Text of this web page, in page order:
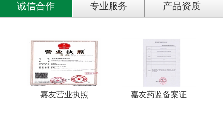
诚信合作 专业服务 产品资质
嘉友营业执照 嘉友药监备案证